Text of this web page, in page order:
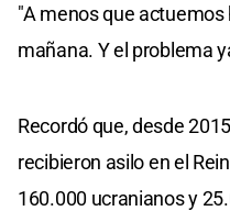
"A menos que
mañana. Y el problema
Recordó que, desde
recibieron asilo en el
160.000 ucranianos y